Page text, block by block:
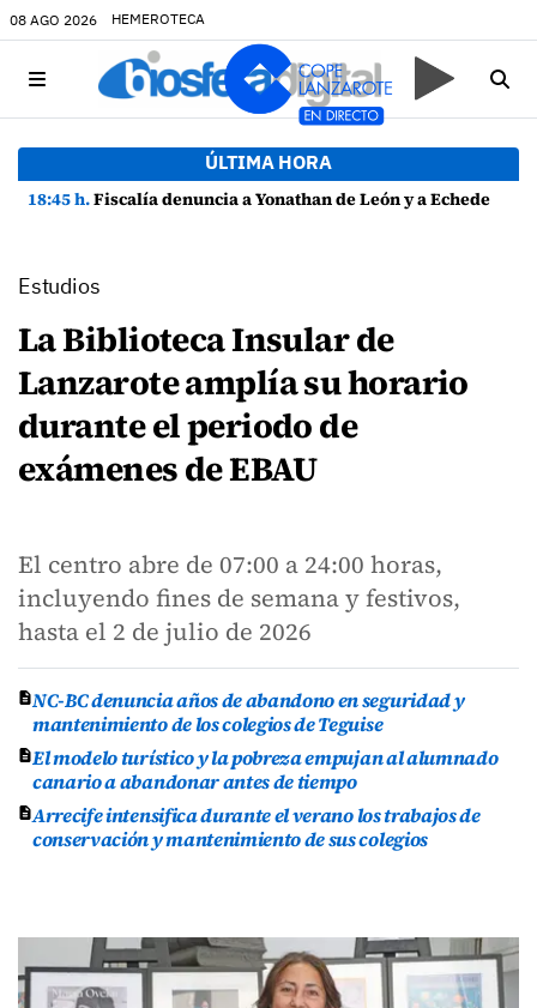
08 AGO 2026 HEMEROTECA
ÚLTIMA HORA
18:45 h.Fiscalía denuncia a Yonathan de León y a Echedey Eugenio por presuntas anomalías en contratos festivos
Estudios
La Biblioteca Insular de
Lanzarote amplía su horario
durante el periodo de
exámenes de EBAU
El centro abre de 07:00 a 24:00 horas,
incluyendo fines de semana y festivos,
hasta el 2 de julio de 2026
NC-BC denuncia años de abandono en seguridad y
mantenimiento de los colegios de Teguise
El modelo turístico y la pobreza empujan al alumnado
canario a abandonar antes de tiempo
Arrecife intensifica durante el verano los trabajos de
conservación y mantenimiento de sus colegios